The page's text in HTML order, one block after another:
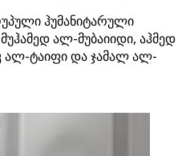
ჰუმანიტარული
ალ-მუბაიიდი, აჰმედ
ალ-ტაიფი და ჯამალ ალ-